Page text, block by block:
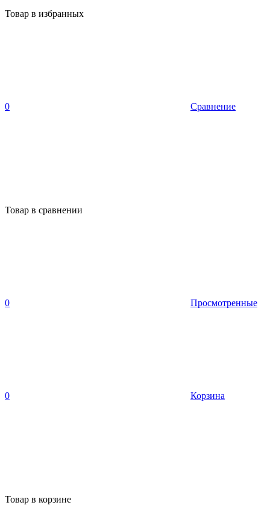
Товар в избранных
0 Сравнение
Товар в сравнении
0 Просмотренные
0 Корзина
Товар в корзине